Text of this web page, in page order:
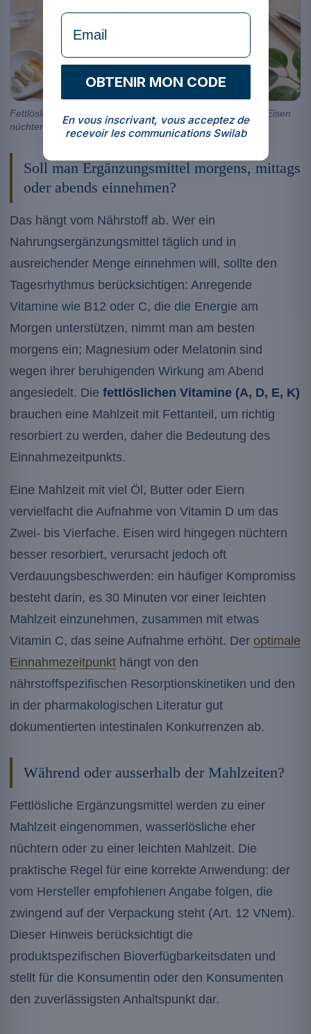
Fettlösliche Vitamine zur Mahlzeit, Magnesium am Abend, Eisen
nüchtern: das Timing beeinflusst die Resorption.
Soll man Ergänzungsmittel morgens, mittags
oder abends einnehmen?
Das hängt vom Nährstoff ab. Wer ein
Nahrungsergänzungsmittel täglich und in
ausreichender Menge einnehmen will, sollte den
Tagesrhythmus berücksichtigen: Anregende
Vitamine wie B12 oder C, die die Energie am
Morgen unterstützen, nimmt man am besten
morgens ein; Magnesium oder Melatonin sind
wegen ihrer beruhigenden Wirkung am Abend
angesiedelt. Die fettlöslichen Vitamine (A, D, E, K)
brauchen eine Mahlzeit mit Fettanteil, um richtig
resorbiert zu werden, daher die Bedeutung des
Einnahmezeitpunkts.
Eine Mahlzeit mit viel Öl, Butter oder Eiern
vervielfacht die Aufnahme von Vitamin D um das
Zwei- bis Vierfache. Eisen wird hingegen nüchtern
besser resorbiert, verursacht jedoch oft
Verdauungsbeschwerden: ein häufiger Kompromiss
besteht darin, es 30 Minuten vor einer leichten
Mahlzeit einzunehmen, zusammen mit etwas
Vitamin C, das seine Aufnahme erhöht. Der optimale
Einnahmezeitpunkt hängt von den
nährstoffspezifischen Resorptionskinetiken und den
in der pharmakologischen Literatur gut
dokumentierten intestinalen Konkurrenzen ab.
Während oder ausserhalb der Mahlzeiten?
Fettlösliche Ergänzungsmittel werden zu einer
Mahlzeit eingenommen, wasserlösliche eher
nüchtern oder zu einer leichten Mahlzeit. Die
praktische Regel für eine korrekte Anwendung: der
vom Hersteller empfohlenen Angabe folgen, die
zwingend auf der Verpackung steht (Art. 12 VNem).
Dieser Hinweis berücksichtigt die
produktspezifischen Bioverfügbarkeitsdaten und
stellt für die Konsumentin oder den Konsumenten
den zuverlässigsten Anhaltspunkt dar.
formulaire Email
OBTENIR MON CODE
En vous inscrivant, vous acceptez de
recevoir les communications Swilab